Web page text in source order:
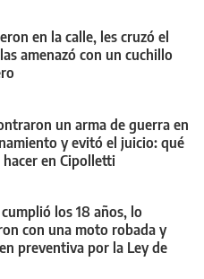
en la calle, les cruzó el
amenazó con un cuchillo
un arma de guerra en
y evitó el juicio: qué
hacer en Cipolletti
los 18 años, lo
con una moto robada y
preventiva por la Ley de